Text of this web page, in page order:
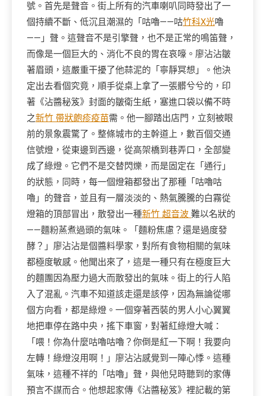
號。首先是聲音。街上所有的汽車喇叭同時發出了一
個持續不斷、低沉且潮濕的「咕嚕——咕竹科X光嚕
——」聲。這聲音不是引擎聲，也不是正常的鳴笛聲，
而像是一個巨大的、消化不良的胃在哀嚎。廖沾沾皺
著眉頭，這嚴重干擾了他蒜泥的「寧靜冥想」。他決
定出去看個究竟，順手從桌上拿了一張髒兮兮的，印
著《沾醬秘笈》封面的皺衛生紙，塞進口袋以備不時
之新竹 帶狀皰疹疫苗需。他一腳踏出店門，立刻被眼
前的景象震驚了。整條城市的主幹道上，數百個交通
信號燈，從東邊到西邊，從高架橋到巷弄口，全部變
成了綠燈。它們不是交替閃爍，而是固定在「通行」
的狀態，同時，每一個燈箱都發出了那種「咕嚕咕
嚕」的聲音，並且有一層淡淡的、熱氣騰騰的白霧從
燈箱的頂部冒出，散發出一種新竹 超音波 難以名狀的
——麵粉蒸煮過頭的氣味。「麵粉焦慮？還是過度發
酵？」廖沾沾是個醬料學家，對所有食物相關的氣味
都極度敏感。他聞出來了，這是一種只有在極度巨大
的麵團因為壓力過大而散發出的氣味。街上的行人陷
入了混亂。汽車不知道該走還是該停，因為無論從哪
個方向看，都是綠燈。一個穿著西裝的男人小心翼翼
地把車停在路中央，搖下車窗，對著紅綠燈大喊：
「喂！你為什麼咕嚕咕嚕？你倒是紅一下啊！我要向
左轉！綠燈沒用啊！」廖沾沾感覺到一陣心悸。這種
氣味，這種不祥的「咕嚕」聲，與他兒時聽到的家傳
預言不謀而合。他想起家傳《沾醬秘笈》裡記載的第